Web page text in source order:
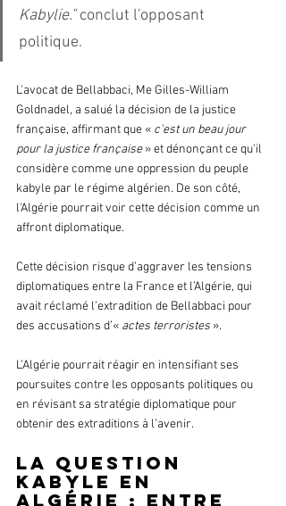
Kabylie." conclut l'opposant
politique.
L'avocat de Bellabbaci, Me Gilles-William
Goldnadel, a salué la décision de la justice
française, affirmant que « c'est un beau jour
pour la justice française » et dénonçant ce qu'il
considère comme une oppression du peuple
kabyle par le régime algérien. De son côté,
l'Algérie pourrait voir cette décision comme un
affront diplomatique.
Cette décision risque d’aggraver les tensions
diplomatiques entre la France et l’Algérie, qui
avait réclamé l’extradition de Bellabbaci pour
des accusations d’« actes terroristes ».
L’Algérie pourrait réagir en intensifiant ses
poursuites contre les opposants politiques ou
en révisant sa stratégie diplomatique pour
obtenir des extraditions à l’avenir.
La question
kabyle en
Algérie : entre